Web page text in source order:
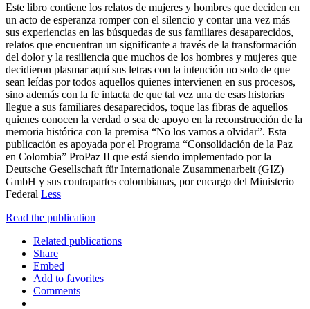
Este libro contiene los relatos de mujeres y hombres que deciden en
un acto de esperanza romper con el silencio y contar una vez más
sus experiencias en las búsquedas de sus familiares desaparecidos,
relatos que encuentran un significante a través de la transformación
del dolor y la resiliencia que muchos de los hombres y mujeres que
decidieron plasmar aquí sus letras con la intención no solo de que
sean leídas por todos aquellos quienes intervienen en sus procesos,
sino además con la fe intacta de que tal vez una de esas historias
llegue a sus familiares desaparecidos, toque las fibras de aquellos
quienes conocen la verdad o sea de apoyo en la reconstrucción de la
memoria histórica con la premisa “No los vamos a olvidar”. Esta
publicación es apoyada por el Programa “Consolidación de la Paz
en Colombia” ProPaz II que está siendo implementado por la
Deutsche Gesellschaft für Internationale Zusammenarbeit (GIZ)
GmbH y sus contrapartes colombianas, por encargo del Ministerio
Federal Less
Read the publication
Related publications
Share
Embed
Add to favorites
Comments